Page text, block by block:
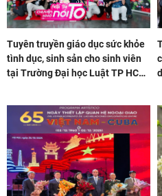
Tuyên truyền giáo dục sức khỏe
tình dục, sinh sản cho sinh viên
tại Trường Đại học Luật TP HCM: